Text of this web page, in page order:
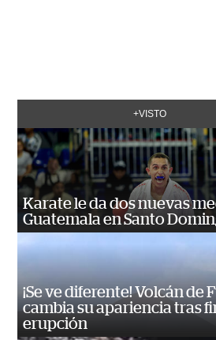
+VISTO
Karate le da dos nuevas
Guatemala en Santo
¡Se ve diferente! Volcán de
cambia su apariencia tras
erupción